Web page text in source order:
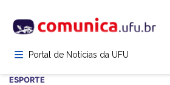
para
conteúdoPortal de Notícias da UFU
ESPORTE